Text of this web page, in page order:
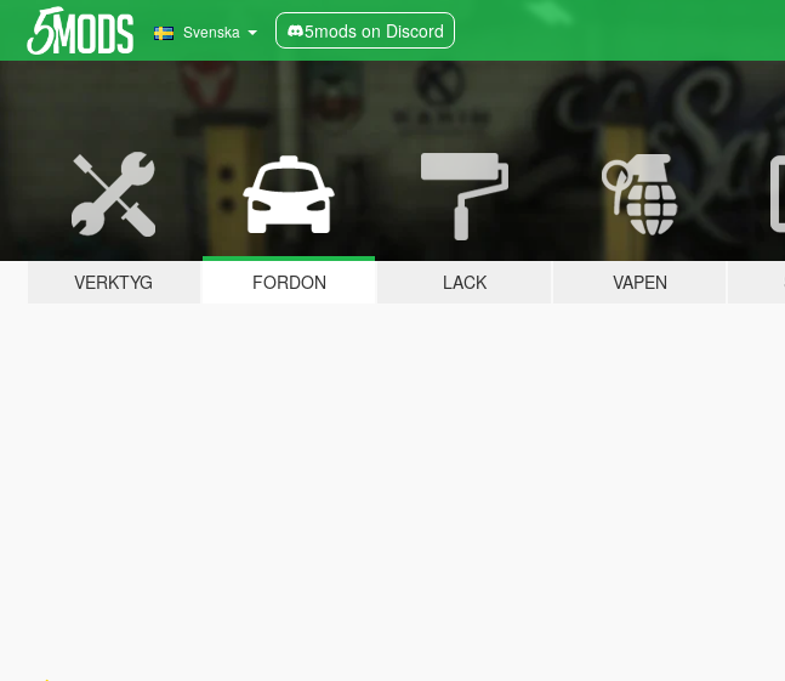
Svenska 5mods on Discord
VERKTYG FORDON LACK VAPEN